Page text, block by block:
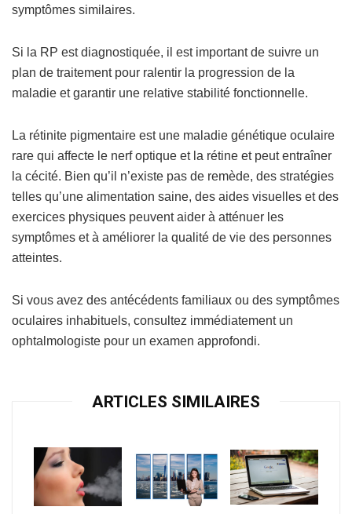
symptômes similaires.
Si la RP est diagnostiquée, il est important de suivre un
plan de traitement pour ralentir la progression de la
maladie et garantir une relative stabilité fonctionnelle.
La rétinite pigmentaire est une maladie génétique oculaire
rare qui affecte le nerf optique et la rétine et peut entraîner
la cécité. Bien qu’il n’existe pas de remède, des stratégies
telles qu’une alimentation saine, des aides visuelles et des
exercices physiques peuvent aider à atténuer les
symptômes et à améliorer la qualité de vie des personnes
atteintes.
Si vous avez des antécédents familiaux ou des symptômes
oculaires inhabituels, consultez immédiatement un
ophtalmologiste pour un examen approfondi.
ARTICLES SIMILAIRES